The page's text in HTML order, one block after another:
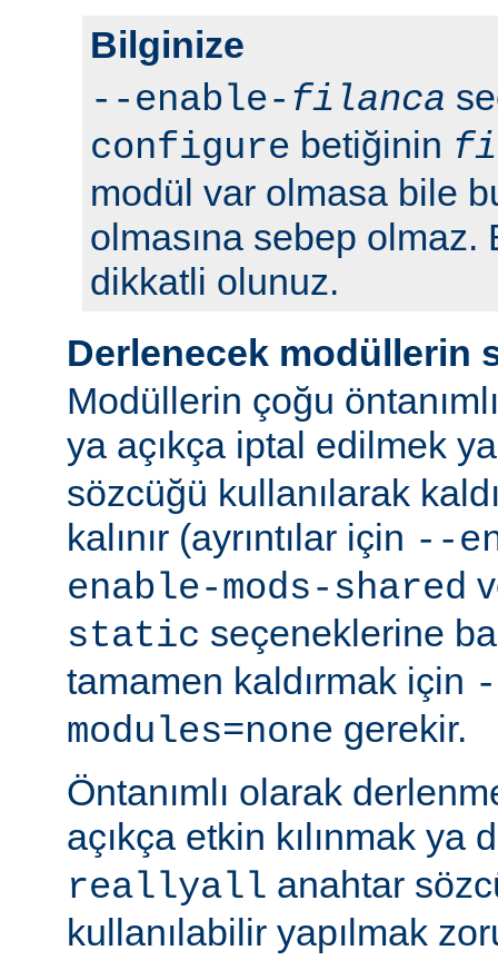
Bilginize
--enable- filanca
configure betiğinin
modül var olmasa bile
olmasına sebep olmaz.
dikkatli olunuz.
Derlenecek modüllerin
Modüllerin çoğu
ya açıkça iptal edilmek
sözcüğü kullanılarak
kalınır (ayrıntılar için --
enable-mods-shared
static seçeneklerine
tamamen kaldırmak için
modules=none gerekir.
Öntanımlı olarak
açıkça etkin kılınmak ya
reallyall anahtar
kullanılabilir yapılmak